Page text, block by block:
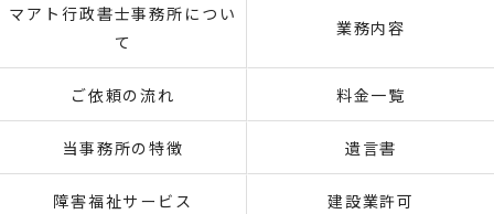
マアト行政書士事務所につい
て
業務内容
ご依頼の流れ 料金一覧
当事務所の特徴 遺言書
障害福祉サービス 建設業許可